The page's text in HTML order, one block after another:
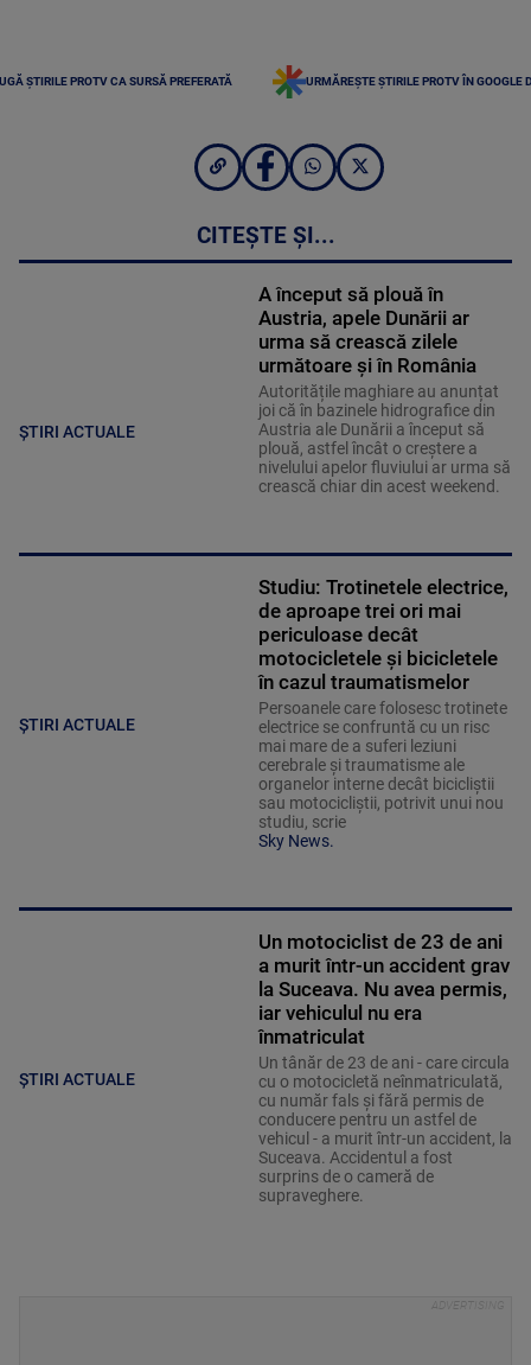
ȘTIRILE PROTV CA SURSĂ PREFERATĂ URMĂREȘTE ȘTIRILE PROTV ÎN GOOGLE
CITEȘTE ȘI...
ȘTIRI ACTUALE
A început să plouă în
Austria, apele Dunării ar
urma să crească zilele
următoare și în România
Autoritățile maghiare au anunțat
joi că în bazinele hidrografice din
Austria ale Dunării a început să
plouă, astfel încât o creștere a
nivelului apelor fluviului ar urma să
crească chiar din acest weekend.
ȘTIRI ACTUALE
Studiu: Trotinetele electrice,
de aproape trei ori mai
periculoase decât
motocicletele și bicicletele
în cazul traumatismelor
Persoanele care folosesc trotinete
electrice se confruntă cu un risc
mai mare de a suferi leziuni
cerebrale și traumatisme ale
organelor interne decât bicicliștii
sau motocicliștii, potrivit unui nou
studiu, scrie
Sky News.
ȘTIRI ACTUALE
Un motociclist de 23 de ani
a murit într-un accident grav
la Suceava. Nu avea permis,
iar vehiculul nu era
înmatriculat
Un tânăr de 23 de ani - care circula
cu o motocicletă neînmatriculată,
cu număr fals și fără permis de
conducere pentru un astfel de
vehicul - a murit într-un accident, la
Suceava. Accidentul a fost
surprins de o cameră de
supraveghere.